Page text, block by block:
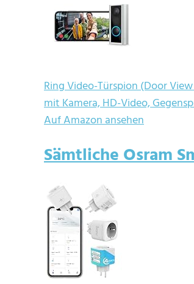
Ring Video-Türspion (Door
mit Kamera, HD-Video,
Auf Amazon ansehen
Sämtliche Osram